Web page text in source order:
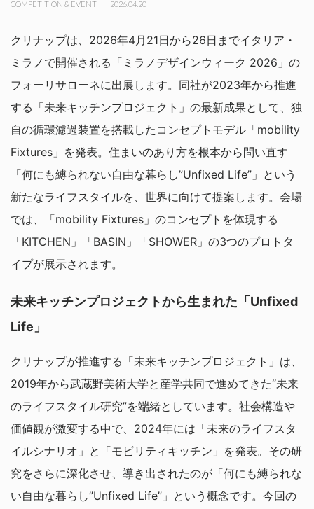
COMPETITION & EVENT 2026.04.20
クリナップは、2026年4月21日から26日までイタリア・
ミラノで開催される「ミラノデザインウィーク 2026」の
フォーリサローネに出展します。同社が2023年から推進
する「未来キッチンプロジェクト」の最新成果として、独
自の循環濾過装置を搭載したコンセプトモデル「mobility
Fixtures」を発表。住まいのあり方を根本から問い直す
「何にも縛られない自由な暮らし”Unfixed Life”」という
新たなライフスタイルを、世界に向けて提案します。会場
では、「mobility Fixtures」のコンセプトを体現する
「KITCHEN」「BASIN」「SHOWER」の3つのプロトタ
イプが展示されます。
未来キッチンプロジェクトから生まれた「Unfixed
Life」
クリナップが推進する「未来キッチンプロジェクト」は、
2019年から武蔵野美術大学と産学共同で進めてきた“未来
のライフスタイル研究”を端緒としています。社会構造や
価値観が激変する中で、2024年には「未来のライフスタ
イルシナリオ」と「モビリティキッチン」を発表。その研
究をさらに深化させ、導き出されたのが「何にも縛られな
い自由な暮らし”Unfixed Life”」という概念です。今回の